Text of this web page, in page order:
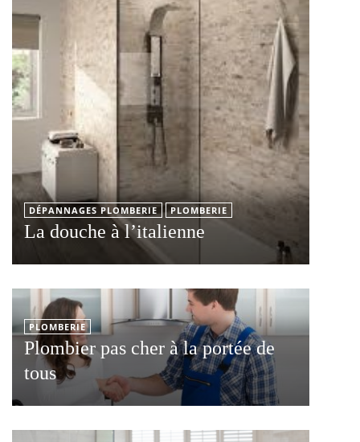
DÉPANNAGES PLOMBERIE PLOMBERIE
La douche à l’italienne
PLOMBERIE
Plombier pas cher à la portée de
tous